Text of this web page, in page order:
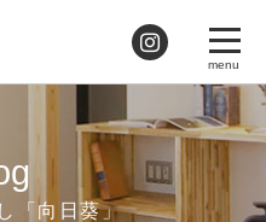
「向日葵」